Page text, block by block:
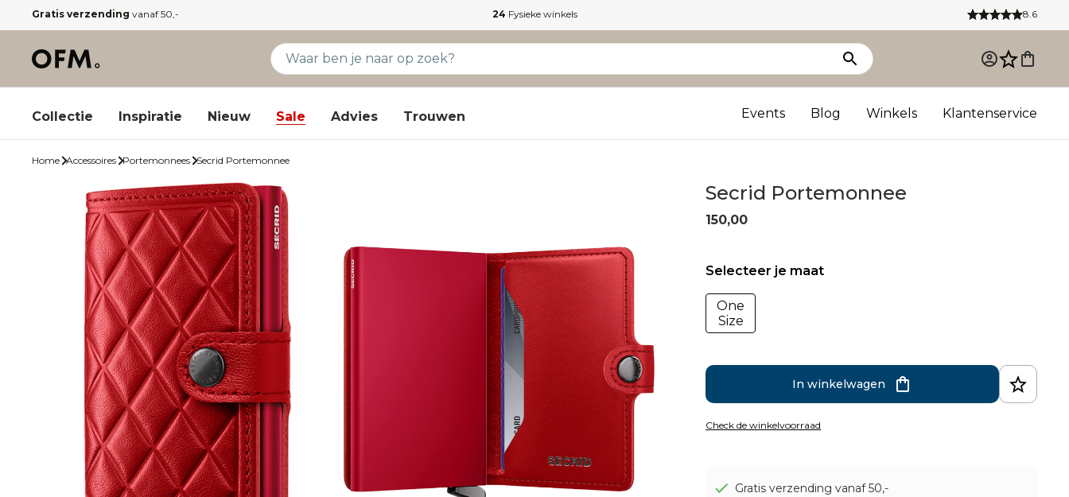
Gratis verzending vanaf 50,- 24 Fysieke winkels 8.6
Collectie Inspiratie Nieuw Sale Advies Trouwen Events Blog Winkels Klantenservice
Home Accessoires Portemonnees Secrid Portemonnee
Secrid Portemonnee
150,00
Selecteer je maat
One
Size
In winkelwagen
Check de winkelvoorraad
Gratis verzending vanaf 50,-